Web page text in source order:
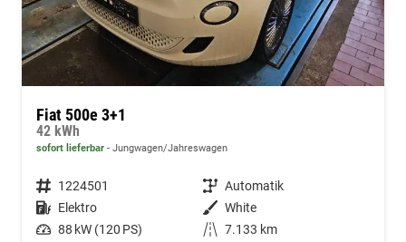
Fiat 500e 3+1
42 kWh
sofort lieferbar Jungwagen/Jahreswagen
Fahrzeugnummer 1224501 Getriebe Automatik
Kraftstoff Elektro Außenfarbe White
Leistung 88 kW (120 PS) Kilometerstand 7.133 km